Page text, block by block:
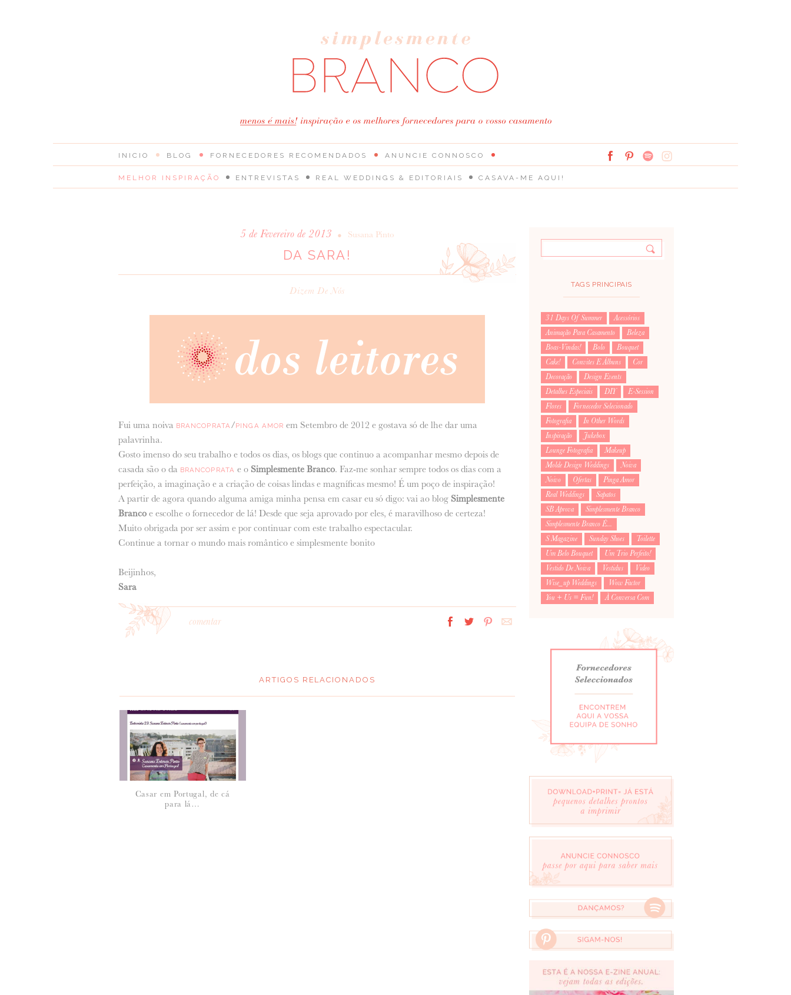
INICIO BLOG
MELHOR INSPIRAÇÃO ENTREVISTAS REAL WEDDINGS & EDITORIAIS CASAVA-ME AQUI!
FORNECEDORES RECOMENDADOS ANUNCIE CONNOSCO
5 de Fevereiro de 2013 • Susana Pinto
DA SARA!
Dizem De Nós
Fui uma noiva BRANCOPRATA/PINGA AMOR em Setembro de 2012 e gostava só de lhe dar uma
palavrinha.
Gosto imenso do seu trabalho e todos os dias, os blogs que continuo a acompanhar mesmo depois de
casada são o da BRANCOPRATA e o Simplesmente Branco. Faz-me sonhar sempre todos os dias com a
perfeição, a imaginação e a criação de coisas lindas e magníficas mesmo! É um poço de inspiração!
A partir de agora quando alguma amiga minha pensa em casar eu só digo: vai ao blog Simplesmente
Brancoe escolhe o fornecedor de lá! Desde que seja aprovado por eles, é maravilhoso de certeza!
Muito obrigada por ser assim e por continuar com este trabalho espectacular.
Continue a tornar o mundo mais romântico e simplesmente bonito
Beijinhos,
Sara
comentar
ARTIGOS RELACIONADOS
Casar em Portugal, de cá
para lá…
TAGS PRINCIPAIS
31 Days Of Summer
Acessórios
Animação Para Casamento
Beleza
Boas-Vindas!
Bolo
Bouquet
Cake!
Convites E Álbuns
Cor
Decoração
Design Events
Detalhes Especiais
DIY
E-Session
Flores
Fornecedor Selecionado
Fotografia
In Other Words
Inspiração
Jukebox
Lounge Fotografia
Makeup
Molde Design Weddings
Noiva
Noivo
Ofertas
Pinga Amor
Real Weddings
Sapatos
SB Aprova
Simplesmente Branco
Simplesmente Branco É...
S Magazine
Sunday Shoes
Toilette
Um Belo Bouquet
Um Trio Perfeito!
Vestido De Noiva
Vestidus
Video
Wise_up Weddings
Wow Factor
You + Us = Fun!
À Conversa Com